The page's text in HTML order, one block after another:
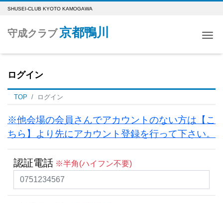
SHUSEI-CLUB KYOTO KAMOGAWA
守成クラブ 京都鴨川
ログイン
TOP ログイン
※他会場の会員さんでアカウントのない方は【こ
ちら】より先にアカウント登録を行って下さい。
認証電話 ※半角(ハイフン不要)